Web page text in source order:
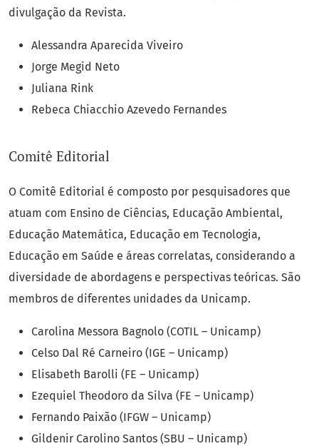
divulgação da Revista.
Alessandra Aparecida Viveiro
Jorge Megid Neto
Juliana Rink
Rebeca Chiacchio Azevedo Fernandes
Comitê Editorial
O Comitê Editorial é composto por pesquisadores que
atuam com Ensino de Ciências, Educação Ambiental,
Educação Matemática, Educação em Tecnologia,
Educação em Saúde e áreas correlatas, considerando a
diversidade de abordagens e perspectivas teóricas. São
membros de diferentes unidades da Unicamp.
Carolina Messora Bagnolo (COTIL – Unicamp)
Celso Dal Ré Carneiro (IGE – Unicamp)
Elisabeth Barolli (FE – Unicamp)
Ezequiel Theodoro da Silva (FE – Unicamp)
Fernando Paixão (IFGW – Unicamp)
Gildenir Carolino Santos (SBU – Unicamp)